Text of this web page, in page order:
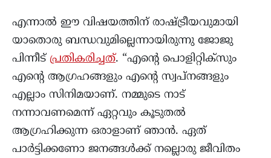
എന്നാൽ ഈ വിഷയത്തിന് രാഷ്ട്രീയവുമായി
യാതൊരു ബന്ധവുമില്ലെന്നായിരുന്നു ജോജു
പിന്നീട് പ്രതികരിച്ചത്. “എന്റെ പൊളിറ്റിക്‌സും
എന്റെ ആഗ്രഹങ്ങളും എന്റെ സ്വപ്നങ്ങളും
എല്ലാം സിനിമയാണ്. നമ്മുടെ നാട്
നന്നാവണമെന്ന് ഏറ്റവും കൂടുതൽ
ആഗ്രഹിക്കുന്ന ഒരാളാണ് ഞാൻ. ഏത്
പാർട്ടിക്കണോ ജനങ്ങൾക്ക് നല്ലൊരു ജീവിതം